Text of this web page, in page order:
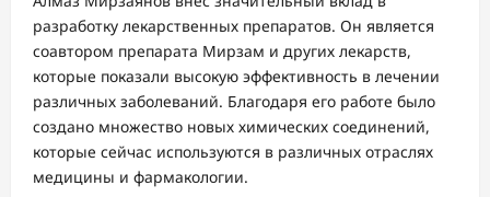
разработку лекарственных препаратов. Он является
соавтором препарата Мирзам и других лекарств,
которые показали высокую эффективность в лечении
различных заболеваний. Благодаря его работе было
создано множество новых химических соединений,
которые сейчас используются в различных отраслях
медицины и фармакологии.